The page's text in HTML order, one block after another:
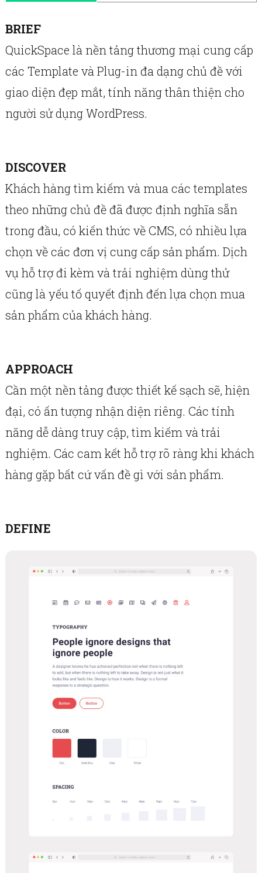
BRIEF
QuickSpace là nền tảng thương mại cung cấp
các Template và Plug-in đa dạng chủ đề với
giao diện đẹp mắt, tính năng thân thiện cho
người sử dụng WordPress.
DISCOVER
Khách hàng tìm kiếm và mua các templates
theo những chủ đề đã được định nghĩa sẵn
trong đầu, có kiến thức về CMS, có nhiều lựa
chọn về các đơn vị cung cấp sản phẩm. Dịch
vụ hỗ trợ đi kèm và trải nghiệm dùng thử
cũng là yếu tố quyết định đến lựa chọn mua
sản phẩm của khách hàng.
APPROACH
Cần một nền tảng được thiết kế sạch sẽ, hiện
đại, có ấn tượng nhận diện riêng. Các tính
năng dễ dàng truy cập, tìm kiếm và trải
nghiệm. Các cam kết hỗ trợ rõ ràng khi khách
hàng gặp bất cứ vấn đề gì với sản phẩm.
DEFINE